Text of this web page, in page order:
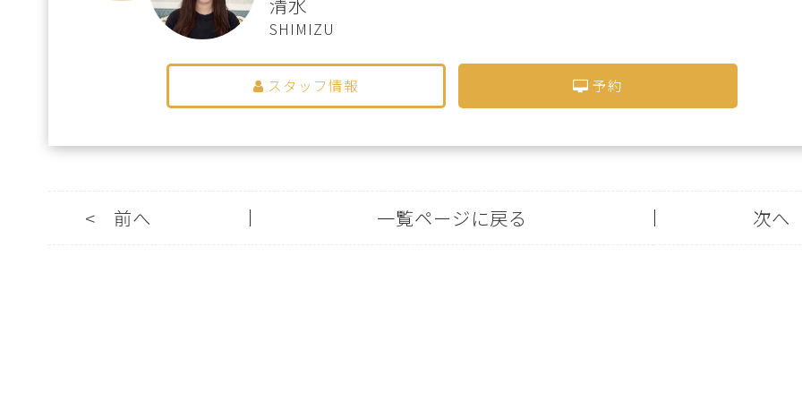
SHIMIZU
スタッフ情報 予約
< 前へ 一覧ページに戻る 次へ